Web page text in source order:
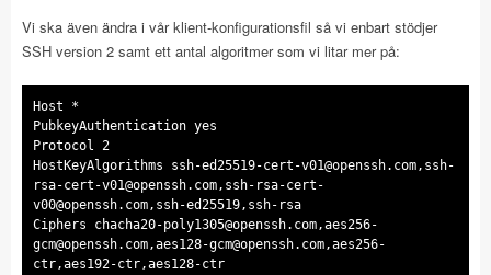
Vi ska även ändra i vår klient-konfigurationsfil så vi enbart stödjer
SSH version 2 samt ett antal algoritmer som vi litar mer på:
Host *
PubkeyAuthentication yes
Protocol 2
HostKeyAlgorithms ssh-ed25519-cert-v01@openssh.com, ssh-
rsa-cert-v01@openssh.com, ssh-rsa-cert-
v00@openssh.com
Ciphers chacha20-poly1305@openssh.com,aes256-
gcm@openssh.com,aes128-gcm@openssh.com,aes256-